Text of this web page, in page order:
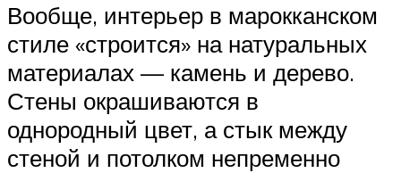
Вообще, интерьер в марокканском
стиле «строится» на натуральных
материалах — камень и дерево.
Стены окрашиваются в
однородный цвет, а стык между
стеной и потолком непременно